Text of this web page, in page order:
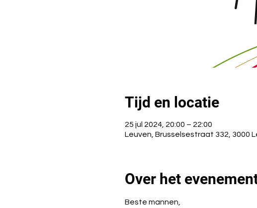
Tijd en locatie
25 jul 2024, 20:00 – 22:00
Leuven, Brusselsestraat 332, 3000
Over het
Beste mannen,